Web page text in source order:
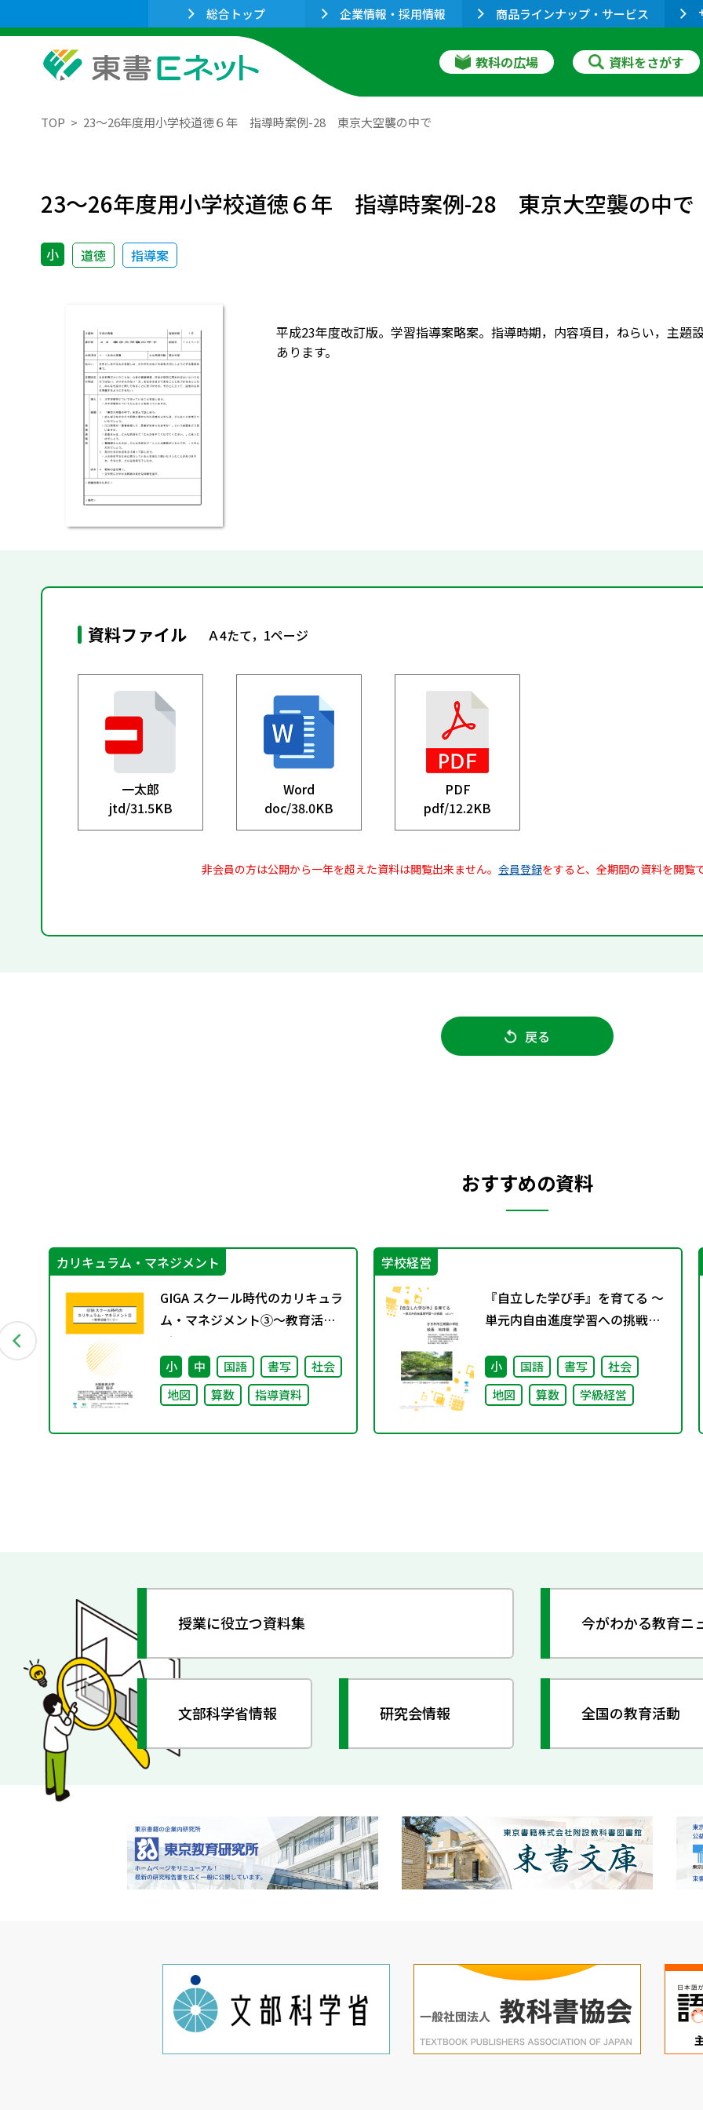
総合トップ 企業情報・採用情報 商品ラインナップ・サービス
教科の広場 資料をさがす
TOP 23～26年度用小学校道徳６年 指導時案例-28 東京大空襲の中で
23～26年度用小学校道徳６年 指導時案例-28 東京大空襲の中で
小 道徳 指導案
平成23年度改訂版。学習指導案略案。指導時期，内容項目，ねらい，主題
あります。
資料ファイル Ａ4たて，1ページ
一太郎
jtd/31.5KB
Word
doc/38.0KB
PDF
pdf/12.2KB
非会員の方は公開から一年を超えた資料は閲覧出来ません。 会員登録をすると、全期間の資料を閲覧
戻る
おすすめの資料
導
カリキュラム・マネジメント
GIGA スクール時代のカリキュラ
ム・マネジメント③〜教育活動
づくり～
小 中 国語 書写
社会
地図
算数 指導資料
学校経営
『自立した学び手』を育てる ～
単元内自由進度学習への挑戦
小 国語 書写
社会
地図
算数 学級経営
授業に役立つ資料集 今がわかる教育ニ
文部科学省情報 研究会情報 全国の教育活動